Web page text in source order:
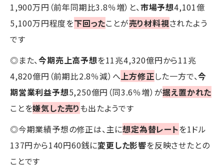
1,900万円（前年同期比3.8％増）と、市場予想4,101億
5,100万円程度を下回ったことが売り材料視されたよう
です
◎また、今期売上高予想を11兆4,320億円から11兆
4,820億円（前期比2.8％減）へ 上方修正した一方で、今
期営業利益予想5,250億円（同3.6％増）が据え置かれた
ことを嫌気した売りも出たようです
◎今期業績予想の修正は、主に想定為替レートを1ドル
137円から140円60銭に変更した影響を反映させたとの
ことです